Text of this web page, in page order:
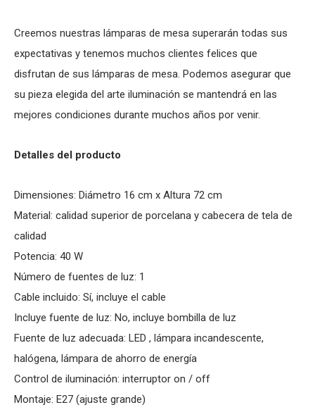
Creemos nuestras lámparas de mesa superarán todas sus
expectativas y tenemos muchos clientes felices que
disfrutan de sus lámparas de mesa. Podemos asegurar que
su pieza elegida del arte iluminación se mantendrá en las
mejores condiciones durante muchos años por venir.
Detalles del producto
Dimensiones: Diámetro 16 cm x Altura 72 cm
Material: calidad superior de porcelana y cabecera de tela de
calidad
Potencia: 40 W
Número de fuentes de luz: 1
Cable incluido: Sí­, incluye el cable
Incluye fuente de luz: No, incluye bombilla de luz
Fuente de luz adecuada: LED , lámpara incandescente,
halógena, lámpara de ahorro de energía
Control de iluminación: interruptor on / off
Montaje: E27 (ajuste grande)